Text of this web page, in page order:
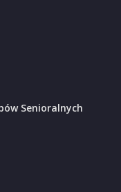
Senioralnych